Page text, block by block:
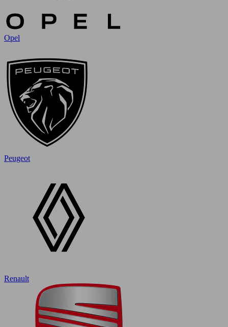
Opel
Peugeot
Renault